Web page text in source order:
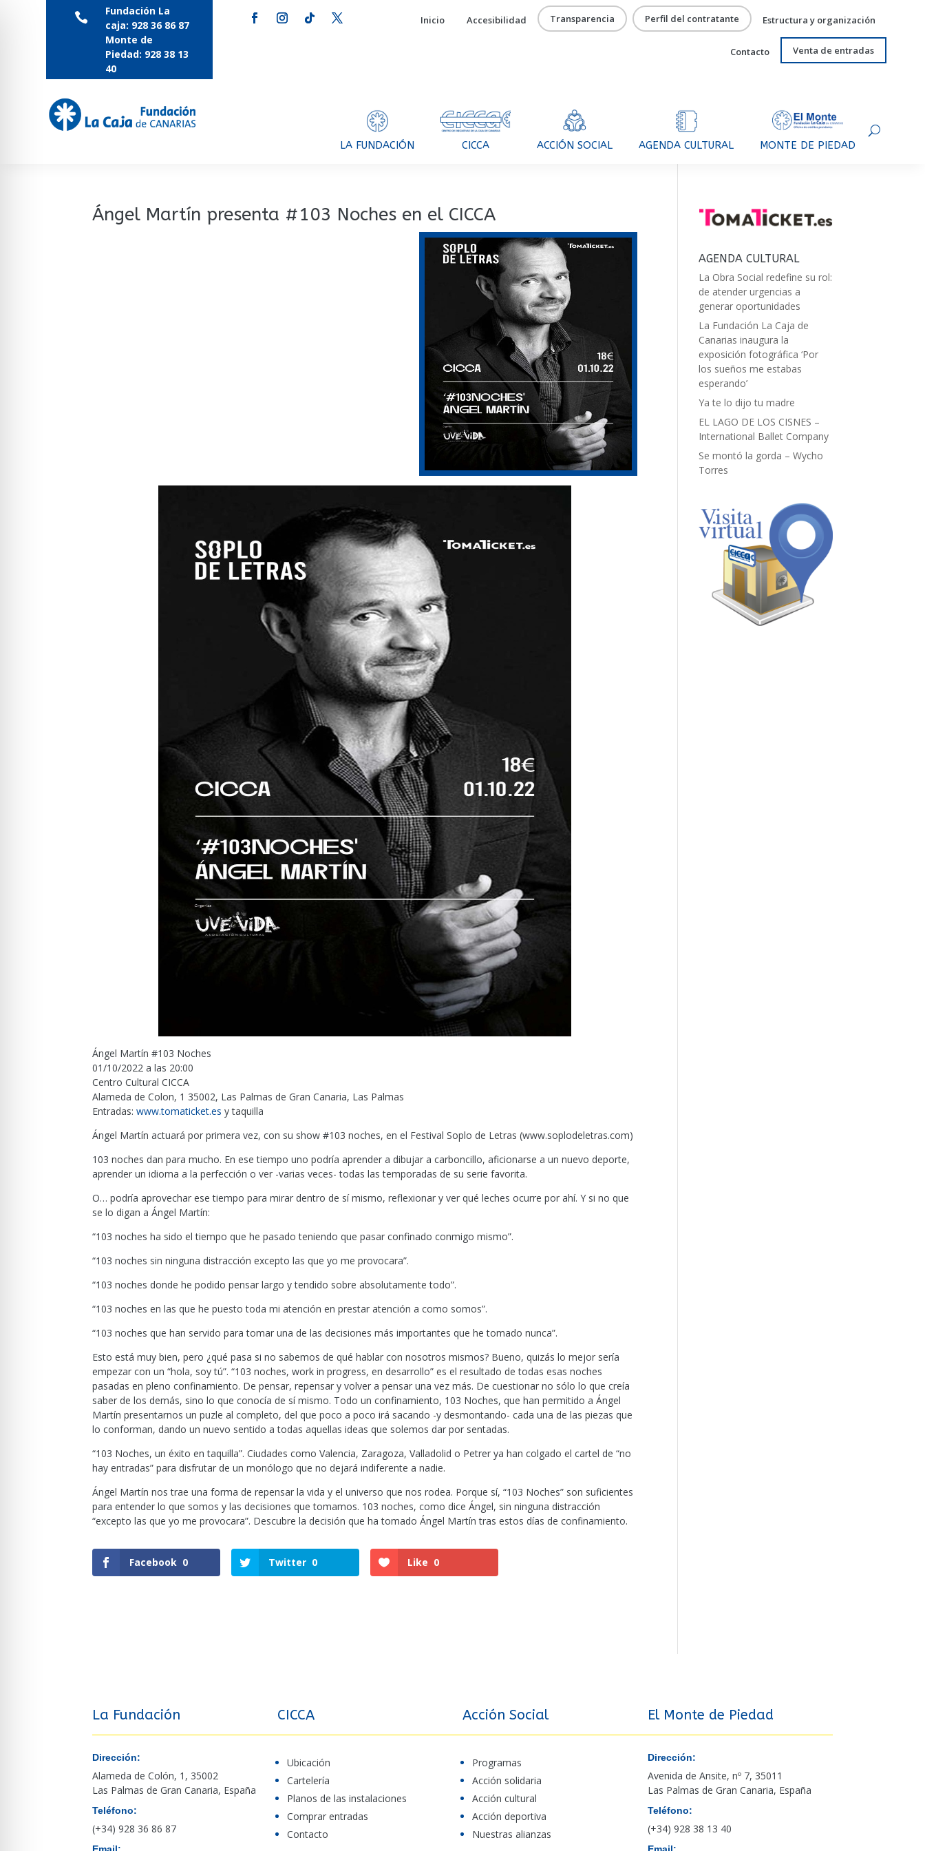

Fundación La
caja: 928 36 86 87
Monte de
Piedad: 928 38 13
40
Inicio Accesibilidad Transparencia Perfil del contratante Estructura y organización
Contacto Venta de entradas
LA FUNDACIÓN CICCA ACCIÓN SOCIAL AGENDA CULTURAL MONTE DE PIEDAD
Ángel Martín presenta #103 Noches en el CICCA
Ángel Martín #103 Noches
01/10/2022 a las 20:00
Centro Cultural CICCA
Alameda de Colon, 1 35002, Las Palmas de Gran Canaria, Las Palmas
Entradas:www.tomaticket.es y taquilla
Ángel Martín actuará por primera vez, con su show #103 noches, en el Festival Soplo de Letras (www.soplodeletras.com)
103 noches dan para mucho. En ese tiempo uno podría aprender a dibujar a carboncillo, aficionarse a un nuevo deporte,
aprender un idioma a la perfección o ver -varias veces- todas las temporadas de su serie favorita.
O… podría aprovechar ese tiempo para mirar dentro de sí mismo, reflexionar y ver qué leches ocurre por ahí. Y si no que
se lo digan a Ángel Martín:
“103 noches ha sido el tiempo que he pasado teniendo que pasar confinado conmigo mismo”.
“103 noches sin ninguna distracción excepto las que yo me provocara”.
“103 noches donde he podido pensar largo y tendido sobre absolutamente todo”.
“103 noches en las que he puesto toda mi atención en prestar atención a como somos”.
“103 noches que han servido para tomar una de las decisiones más importantes que he tomado nunca”.
Esto está muy bien, pero ¿qué pasa si no sabemos de qué hablar con nosotros mismos? Bueno, quizás lo mejor sería
empezar con un “hola, soy tú”. “103 noches, work in progress, en desarrollo” es el resultado de todas esas noches
pasadas en pleno confinamiento. De pensar, repensar y volver a pensar una vez más. De cuestionar no sólo lo que creía
saber de los demás, sino lo que conocía de sí mismo. Todo un confinamiento, 103 Noches, que han permitido a Ángel
Martín presentarnos un puzle al completo, del que poco a poco irá sacando -y desmontando- cada una de las piezas que
lo conforman, dando un nuevo sentido a todas aquellas ideas que solemos dar por sentadas.
“103 Noches, un éxito en taquilla”. Ciudades como Valencia, Zaragoza, Valladolid o Petrer ya han colgado el cartel de “no
hay entradas” para disfrutar de un monólogo que no dejará indiferente a nadie.
Ángel Martín nos trae una forma de repensar la vida y el universo que nos rodea. Porque sí, “103 Noches” son suficientes
para entender lo que somos y las decisiones que tomamos. 103 noches, como dice Ángel, sin ninguna distracción
“excepto las que yo me provocara”. Descubre la decisión que ha tomado Ángel Martín tras estos días de confinamiento.
Facebook 0 Twitter 0 Like 0
AGENDA CULTURAL
La Obra Social redefine su rol:
de atender urgencias a
generar oportunidades
La Fundación La Caja de
Canarias inaugura la
exposición fotográfica ‘Por
los sueños me estabas
esperando’
Ya te lo dijo tu madre
EL LAGO DE LOS CISNES –
International Ballet Company
Se montó la gorda – Wycho
Torres
La Fundación
Dirección:
Alameda de Colón, 1, 35002
Las Palmas de Gran Canaria, España
Teléfono:
(+34) 928 36 86 87
Email:
CICCA
Ubicación
Cartelería
Planos de las instalaciones
Comprar entradas
Contacto
Acción Social
Programas
Acción solidaria
Acción cultural
Acción deportiva
Nuestras alianzas
El Monte de Piedad
Dirección:
Avenida de Ansite, nº 7, 35011
Las Palmas de Gran Canaria, España
Teléfono:
(+34) 928 38 13 40
Email: